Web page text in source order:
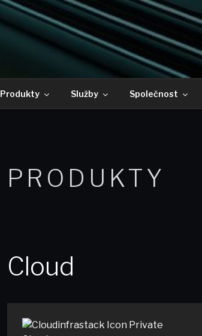
Produkty Služby Společnost
PRODUKTY
Cloud